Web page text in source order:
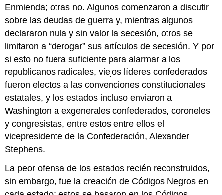
Enmienda; otras no. Algunos comenzaron a discutir
sobre las deudas de guerra y, mientras algunos
declararon nula y sin valor la secesión, otros se
limitaron a “derogar” sus artículos de secesión. Y por
si esto no fuera suficiente para alarmar a los
republicanos radicales, viejos líderes confederados
fueron electos a las convenciones constitucionales
estatales, y los estados incluso enviaron a
Washington a exgenerales confederados, coroneles
y congresistas, entre estos entre ellos el
vicepresidente de la Confederación, Alexander
Stephens.
La peor ofensa de los estados recién reconstruidos,
sin embargo, fue la creación de Códigos Negros en